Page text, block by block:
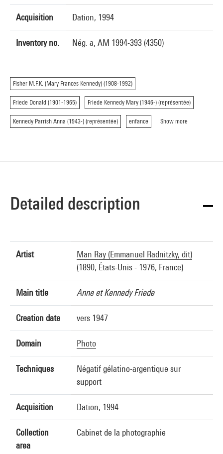
Acquisition Dation, 1994
Inventory no. Nég. a, AM 1994-393 (4350)
Fisher M.F.K. (Mary Frances Kennedy) (1908-1992)
Friede Donald (1901-1965) Friede Kennedy Mary (1946-) (représentée)
Kennedy Parrish Anna (1943-) (représentée) enfance Show more
Detailed description
Artist
Man Ray (Emmanuel Radnitzky, dit)
(1890, États-Unis - 1976, France)
Main title Anne et Kennedy Friede
Creation date vers 1947
Domain Photo
Techniques
Négatif gélatino-argentique sur
support
Acquisition Dation, 1994
Collection
area
Cabinet de la photographie